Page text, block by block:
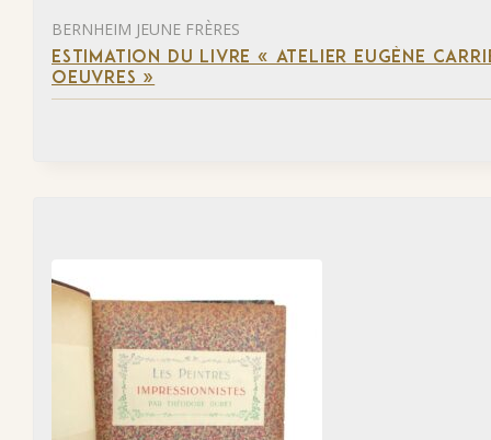
BERNHEIM JEUNE FRÈRES
ESTIMATION DU LIVRE « ATELIER EUGÈNE
OEUVRES »